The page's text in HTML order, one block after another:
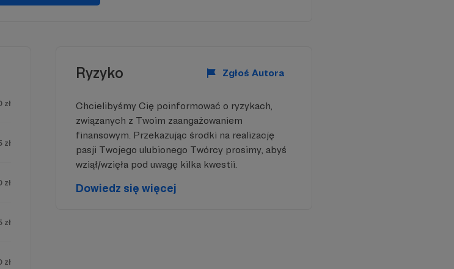
zł
zł
zł
zł
zł
Ryzyko Zgłoś Autora
Chcielibyśmy Cię poinformować o ryzykach,
związanych z Twoim zaangażowaniem
finansowym. Przekazując środki na realizację
pasji Twojego ulubionego Twórcy prosimy, abyś
wziął/wzięła pod uwagę kilka kwestii.
Dowiedz się więcej